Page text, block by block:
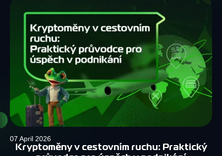
07 April 2026
Kryptoměny v cestovním ruchu: Praktický